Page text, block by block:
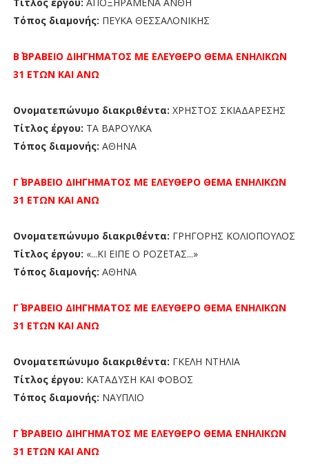
Τόπος διαμονής: ΠΕΥΚΑ ΘΕΣΣΑΛΟΝΙΚΗΣ
Β΄ ΒΡΑΒΕΙΟ ΔΙΗΓΗΜΑΤΟΣ ΜΕ ΕΛΕΥΘΕΡΟ ΘΕΜΑ ΕΝΗΛΙΚΩΝ
31 ΕΤΩΝ ΚΑΙ ΑΝΩ
Ονοματεπώνυμο διακριθέντα: ΧΡΗΣΤΟΣ ΣΚΙΑΔΑΡΕΣΗΣ
Τίτλος έργου: ΤΑ ΒΑΡΟΥΛΚΑ
Τόπος διαμονής: ΑΘΗΝΑ
Γ΄ ΒΡΑΒΕΙΟ ΔΙΗΓΗΜΑΤΟΣ ΜΕ ΕΛΕΥΘΕΡΟ ΘΕΜΑ ΕΝΗΛΙΚΩΝ
31 ΕΤΩΝ ΚΑΙ ΑΝΩ
Ονοματεπώνυμο διακριθέντα: ΓΡΗΓΟΡΗΣ ΚΟΛΙΟΠΟΥΛΟΣ
Τίτλος έργου: «...ΚΙ ΕΙΠΕ Ο ΡΟΖΕΤΑΣ...»
Τόπος διαμονής: AΘΗΝΑ
Γ΄ ΒΡΑΒΕΙΟ ΔΙΗΓΗΜΑΤΟΣ ΜΕ ΕΛΕΥΘΕΡΟ ΘΕΜΑ ΕΝΗΛΙΚΩΝ
31 ΕΤΩΝ ΚΑΙ ΑΝΩ
Ονοματεπώνυμο διακριθέντα: ΓΚΕΛΗ ΝΤΗΛΙΑ
Τίτλος έργου: ΚΑΤΑΔΥΣΗ ΚΑΙ ΦΟΒΟΣ
Τόπος διαμονής: ΝΑΥΠΛΙΟ
Γ΄ ΒΡΑΒΕΙΟ ΔΙΗΓΗΜΑΤΟΣ ΜΕ ΕΛΕΥΘΕΡΟ ΘΕΜΑ ΕΝΗΛΙΚΩΝ
31 ΕΤΩΝ ΚΑΙ ΑΝΩ